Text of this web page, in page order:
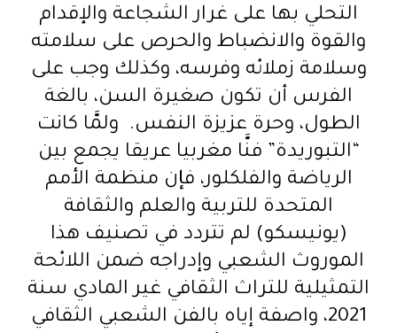
التحلي بها على غرار الشجاعة والإقدام
والقوة والانضباط والحرص على سلامته
وسلامة زملائه وفرسه، وكذلك وجب على
الفرس أن تكون صغيرة السن، بالغة
الطول، وحرة عزيزة النفس. ولمَّا كانت
“التبوريدة” فنَّا مغربيا عريقا يجمع بين
الرياضة والفلكلور، فإن منظمة الأمم
المتحدة للتربية والعلم والثقافة
(يونيسكو) لم تتردد في تصنيف هذا
الموروث الشعبي وإدراجه ضمن اللائحة
التمثيلية للتراث الثقافي غير المادي سنة
2021، واصفة إياه بالفن الشعبي الثقافي